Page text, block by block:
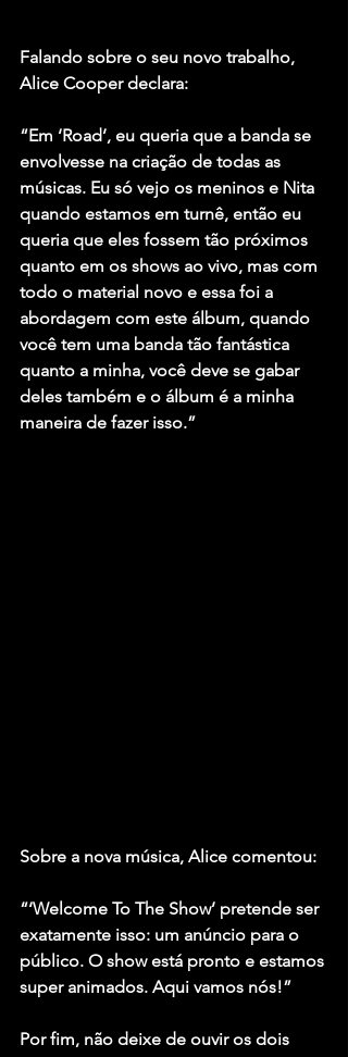
Falando sobre o seu novo trabalho,
Alice Cooper declara:
“Em ‘Road’, eu queria que a banda se
envolvesse na criação de todas as
músicas. Eu só vejo os meninos e Nita
quando estamos em turnê, então eu
queria que eles fossem tão próximos
quanto em os shows ao vivo, mas com
todo o material novo e essa foi a
abordagem com este álbum, quando
você tem uma banda tão fantástica
quanto a minha, você deve se gabar
deles também e o álbum é a minha
maneira de fazer isso.”
Sobre a nova música, Alice comentou:
“‘Welcome To The Show’ pretende ser
exatamente isso: um anúncio para o
público. O show está pronto e estamos
super animados. Aqui vamos nós!”
Por fim, não deixe de ouvir os dois